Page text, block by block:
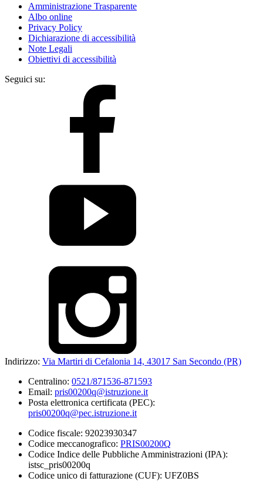
Amministrazione Trasparente
Albo online
Privacy Policy
Dichiarazione di accessibilità
Note Legali
Obiettivi di accessibilità
Seguici su:
Indirizzo: Via Martiri di Cefalonia 14, 43017 San Secondo (PR)
Centralino: 0521/871536-871593
Email: pris00200q@istruzione.it
Posta elettronica certificata (PEC):
pris00200q@pec.istruzione.it
Codice fiscale: 92023930347
Codice meccanografico: PRIS00200Q
Codice Indice delle Pubbliche Amministrazioni (IPA):
istsc_pris00200q
Codice unico di fatturazione (CUF): UFZ0BS